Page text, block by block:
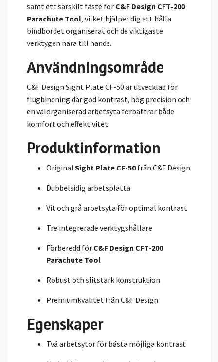
samt ett särskilt fäste för C&F Design CFT-200
Parachute Tool, vilket hjälper dig att hålla
bindbordet organiserat och de viktigaste
verktygen nära till hands.
Användningsområde
C&F Design Sight Plate CF-50 är utvecklad för
flugbindning där god kontrast, hög precision och
en välorganiserad arbetsyta förbättrar både
komfort och effektivitet.
Produktinformation
Original Sight Plate CF-50från C&F Design
Dubbelsidig arbetsplatta
Vit och grå arbetsyta för optimal kontrast
Tre integrerade verktygshållare
Förberedd för C&F Design CFT-200
Parachute Tool
Robust och slitstark konstruktion
Premiumkvalitet från C&F Design
Egenskaper
Två arbetsytor för bästa möjliga kontrast